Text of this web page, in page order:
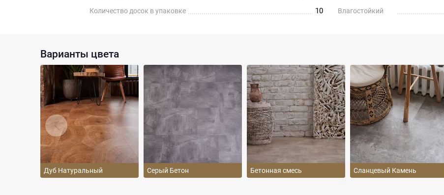
Количество досок в упаковке 10 Влагостойкий
Варианты цвета
Дуб Натуральный Серый Бетон Бетонная смесь Сланцевый Камень